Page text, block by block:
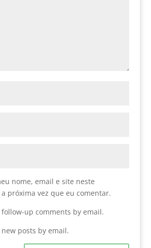
nome, email e site neste
próxima vez que eu comentar.
up comments by email.
posts by email.